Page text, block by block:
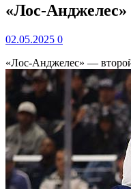
«Лос-
02.05.2025 0
«Лос-Анджелес» —